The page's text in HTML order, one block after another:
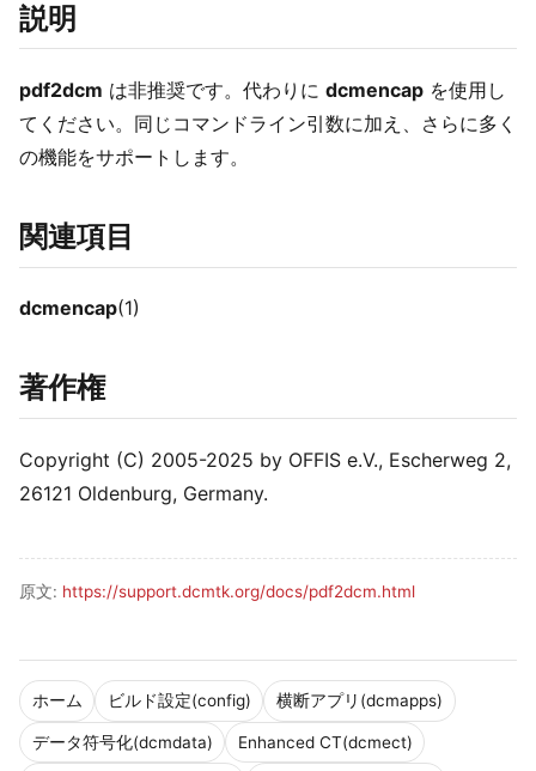
ホーム ビルド設定(config) 横断アプリ(dcmapps)
データ符号化(dcmdata) Enhanced CT(dcmect)
説明
pdf2dcm は非推奨です。代わりに dcmencap を使用し
てください。同じコマンドライン引数に加え、さらに多く
の機能をサポートします。
関連項目
dcmencap(1)
著作権
Copyright (C) 2005-2025 by OFFIS e.V., Escherweg 2,
26121 Oldenburg, Germany.
原文: https://support.dcmtk.org/docs/pdf2dcm.html